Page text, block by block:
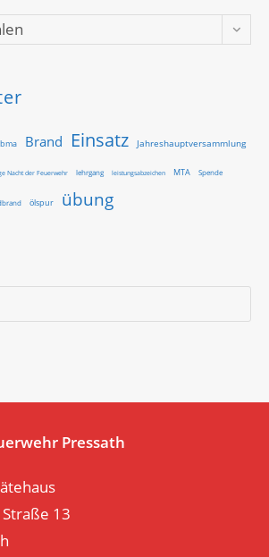
bma Brand Einsatz Jahreshauptversammlung
Nacht der Feuerwehr lehrgang leistungsabzeichen MTA Spende
ölspur übung
Pressath
13